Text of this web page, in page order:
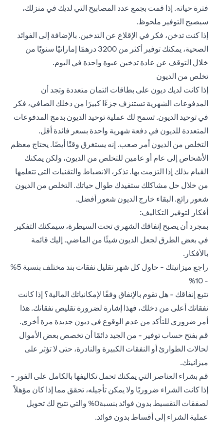
فترة حياته. إذا قمت بجمع عدد المصابيح التي لديك في منزلك،
سيصبح التوفير ملحوظ.
إذا كنت تدخن، فكر في الإقلاع عن التدخين. بالإضافة إلى الفوائد
الصحية، يمكنك توفير أكثر من 3200 درهمًا إماراتيًا سنويًا من
خلال التوقف عن عادة تدخين عبوة واحدة في اليوم.
تخلص من الديون
إذا كانت لديك ديون على بطاقات ائتمان متعددة وتجد أن
المدفوعات الشهرية تستنزف جزءًا كبيرًا من دخلك الصافي، فكر
في توحيد الديون. تسمح لك عملية توحيد الديون بدمج المدفوعات
المتعددة للديون في دفعة شهرية واحدة بسعر فائدة أقل.
التخلص من الديون أمر صعب. إنه يستغرق وقتًا أيضًا. يحتاج معظم
الأشخاص إلى عام أو عامين للتخلص من الديون، ولكن يمكنك
القيام بذلك إذا التزمت بها. تذكر، الانضباط والتقنيات التي تتعلمها
من خلال حل مشاكلك ستفيدك طوال حياتك. التخلص من الديون
شعور رائع. البقاء خارج الديون شعور أفضل.
أفكار لتوفير التكاليف:
بمجرد أن يصبح إنفاقك الشهري تحت السيطرة، سيمكنك التفكير
في بعض الطرق لجعل الديون شيئًا من الماضي. إليك قائمة
بالأفكار.
راجع ميزانيتك - حاول كل شهر تقليل نفقات بند مختلف بنسبة 5%
- 10%
تتبع إنفاقك - هل تقوم بالإنفاق وفقًا لإمكانياتك المالية؟ إذا كانت
نفقاتك أعلى من دخلك، فهذا إشارة لضرورة تقليص نفقاتك. هذا
أمر ضروري للتأكد من عدم الوقوع في ديون جديدة مرة أخرى.
قم بفتح حساب توفير - من الجيد دائمًا أن تخصص بعض الأموال
لحالات الطوارئ أو النفقات الكبيرة والنادرة، حتى لا تؤثر على
ميزانيتك.
قم بشراء العناصر التي يمكنك تحمل تكاليفها بالكامل على الفور -
إذا كانت الشراء ضروريًا ولا يمكن تأجيله، تحقق مما إذا كان مؤهلاً
لصفقات التقسيط بدون فوائد بنسبة0% والتي تتيح لك تحويل
عملية الشراء إلى أقساط بدون فوائد.